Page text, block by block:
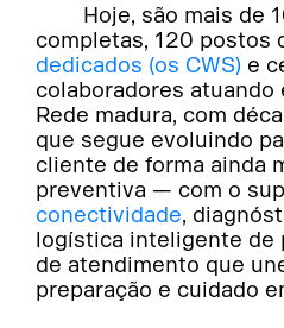
Hoje, são mais de
completas, 120 postos
dedicados (os CWS) e
colaboradores atuando
Rede madura, com
que segue evoluindo
cliente de forma ainda
preventiva — com o
conectividade,
logística inteligente de
de atendimento que
preparação e cuidado